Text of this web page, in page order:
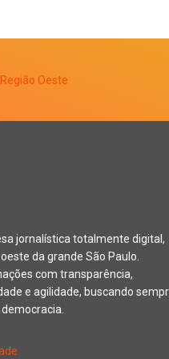
jornalística totalmente digital,
da grande São Paulo.
com transparência,
e agilidade, buscando